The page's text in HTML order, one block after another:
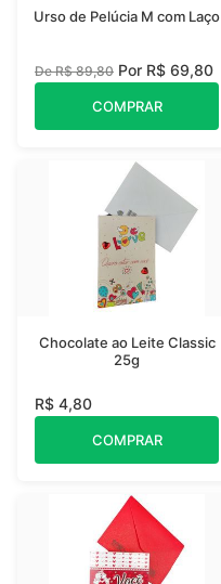
Urso de Pelúcia M com Laço
De R$ 89,80 Por R$ 69,80
COMPRAR
Chocolate ao Leite Classic
25g
R$ 4,80
COMPRAR